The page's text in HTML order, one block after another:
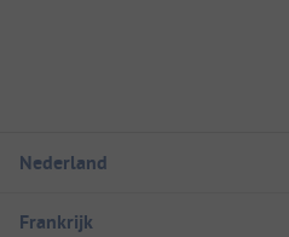
Nederland
Frankrijk